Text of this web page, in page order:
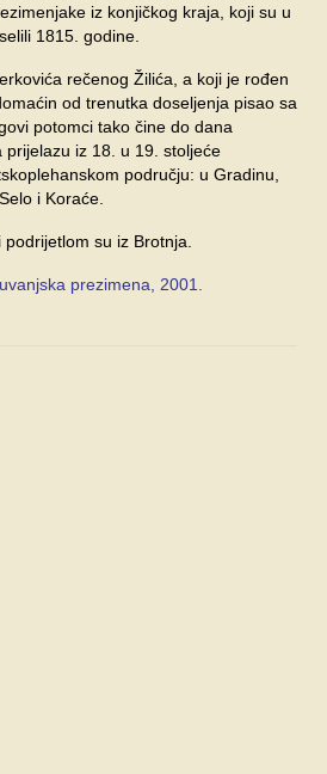
iz konjičkog kraja, koji su u
1815. godine.
rečenog Žilića, a koji je rođen
od trenutka doseljenja pisao sa
potomci tako čine do dana
prijelazu iz 18. u 19. stoljeće
području: u Gradinu,
i Koraće.
su iz Brotnja.
prezimena, 2001.